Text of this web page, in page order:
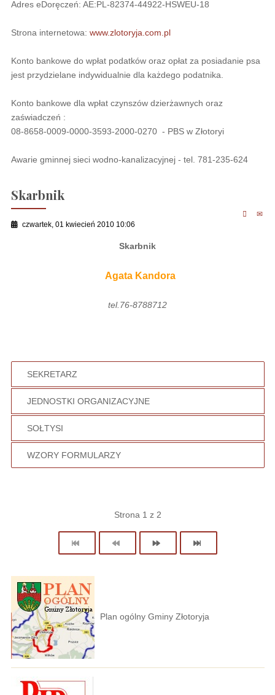
Adres eDoręczeń: AE:PL-82374-44922-HSWEU-18
Strona internetowa: www.zlotoryja.com.pl
Konto bankowe do wpłat podatków oraz opłat za posiadanie psa
jest przydzielane indywidualnie dla każdego podatnika.
Konto bankowe dla wpłat czynszów dzierżawnych oraz
zaświadczeń :
08-8658-0009-0000-3593-2000-0270 - PBS w Złotoryi
Awarie gminnej sieci wodno-kanalizacyjnej - tel. 781-235-624
Skarbnik
czwartek, 01 kwiecień 2010 10:06
Skarbnik
Agata Kandora
tel.76-8788712
SEKRETARZ
JEDNOSTKI ORGANIZACYJNE
SOŁTYSI
WZORY FORMULARZY
Strona 1 z 2
Plan ogólny Gminy Złotoryja